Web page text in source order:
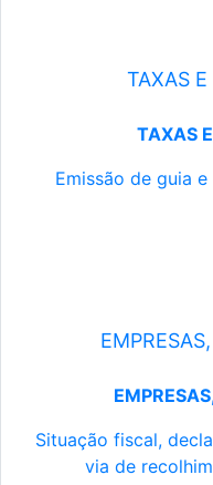
TAXAS
TAXAS
Emissão de guia
Situação fiscal,
via de